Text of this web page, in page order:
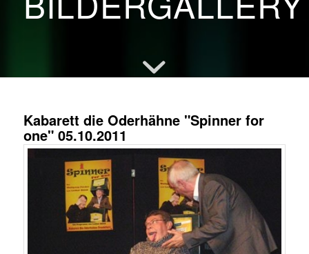
Kabarett die Oderhähne "Spinner for
one" 05.10.2011